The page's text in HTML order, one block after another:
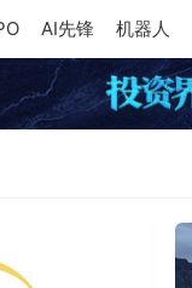
AI先锋 机器人